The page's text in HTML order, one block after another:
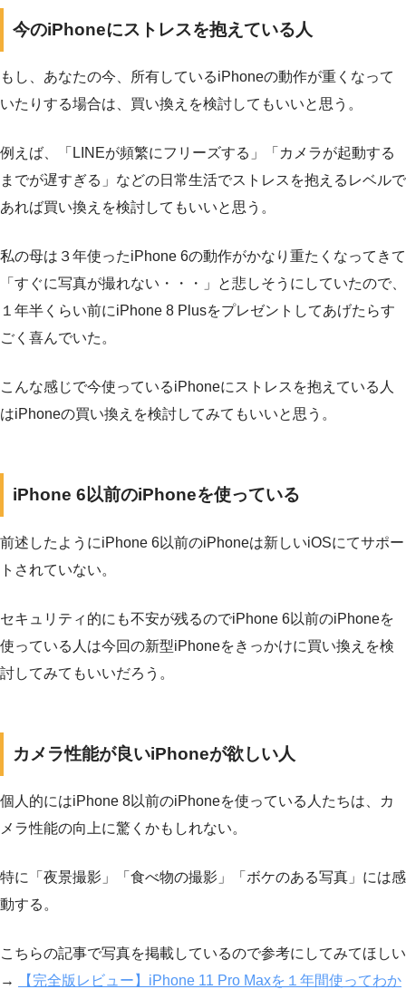
今のiPhoneにストレスを抱えている人
もし、あなたの今、所有しているiPhoneの動作が重くなって
いたりする場合は、買い換えを検討してもいいと思う。
例えば、「LINEが頻繁にフリーズする」「カメラが起動する
までが遅すぎる」などの日常生活でストレスを抱えるレベルで
あれば買い換えを検討してもいいと思う。
私の母は３年使ったiPhone 6の動作がかなり重たくなってきて
「すぐに写真が撮れない・・・」と悲しそうにしていたので、
１年半くらい前にiPhone 8 Plusをプレゼントしてあげたらす
ごく喜んでいた。
こんな感じで今使っているiPhoneにストレスを抱えている人
はiPhoneの買い換えを検討してみてもいいと思う。
iPhone 6以前のiPhoneを使っている
前述したようにiPhone 6以前のiPhoneは新しいiOSにてサポー
トされていない。
セキュリティ的にも不安が残るのでiPhone 6以前のiPhoneを
使っている人は今回の新型iPhoneをきっかけに買い換えを検
討してみてもいいだろう。
カメラ性能が良いiPhoneが欲しい人
個人的にはiPhone 8以前のiPhoneを使っている人たちは、カ
メラ性能の向上に驚くかもしれない。
特に「夜景撮影」「食べ物の撮影」「ボケのある写真」には感
動する。
こちらの記事で写真を掲載しているので参考にしてみてほしい
→
【完全版レビュー】iPhone 11 Pro Maxを１年間使ってわか